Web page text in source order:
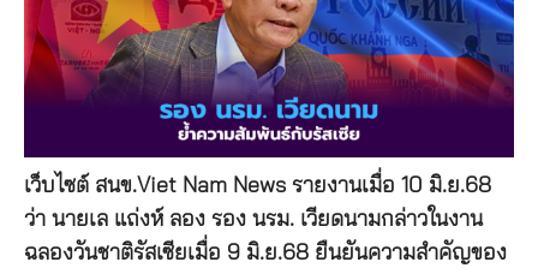
เว็บไซต์ สนข.Viet Nam News รายงานเมื่อ 10 มิ.ย.68
ว่า นายเล แถ่งห์ ลอง รอง นรม. เวียดนามกล่าวในงาน
ฉลองวันชาติรัสเซียเมื่อ 9 มิ.ย.68 ยืนยันความสำคัญของ